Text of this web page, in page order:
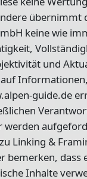
übernimmt
keine wie
und
guide.de
werden
Linking &
bemerken, dass
Inhalte